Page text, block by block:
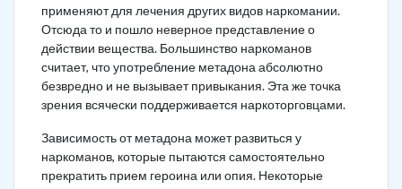
применяют для лечения других видов наркомании.
Отсюда то и пошло неверное представление о
действии вещества. Большинство наркоманов
считает, что употребление метадона абсолютно
безвредно и не вызывает привыкания. Эта же точка
зрения всячески поддерживается наркоторговцами.
Зависимость от метадона может развиться у
наркоманов, которые пытаются самостоятельно
прекратить прием героина или опия. Некоторые